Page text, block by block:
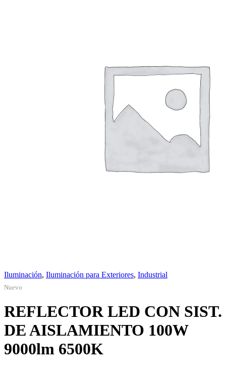
Iluminación, Iluminación para Exteriores, Industrial
Nuevo
REFLECTOR LED CON SIST.
DE AISLAMIENTO 100W
9000lm 6500K